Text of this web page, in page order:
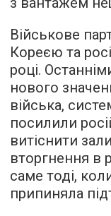
Військове
Кореєю та
році.
нового
війська,
посилили
витіснити
вторгнення в
саме тоді,
припиняла